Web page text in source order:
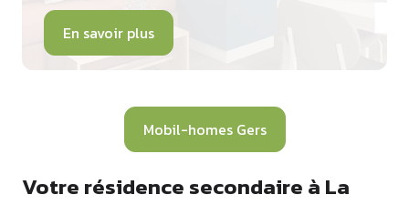
En savoir plus
Mobil-homes Gers
Votre résidence secondaire à La